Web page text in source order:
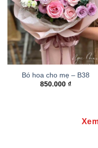
Bó hoa cho mẹ – B38
850.000 ₫